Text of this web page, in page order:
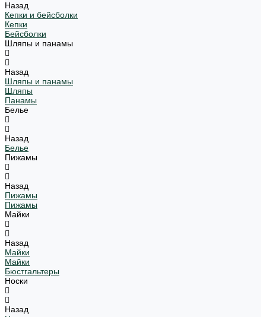
Назад
Кепки и бейсболки
Кепки
Бейсболки
Шляпы и панамы
Назад
Шляпы и панамы
Шляпы
Панамы
Белье
Назад
Белье
Пижамы
Назад
Пижамы
Пижамы
Майки
Назад
Майки
Майки
Бюстгальтеры
Носки
Назад